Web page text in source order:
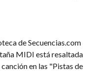
de Secuencias.com
MIDI está resaltada
en las "Pistas de